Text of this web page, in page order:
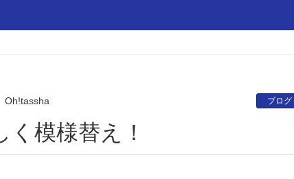
Oh!tassha ブログ
く模様替え！